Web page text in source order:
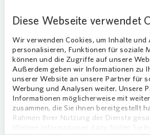
Diese Webseite verwendet
Wir verwenden Cookies, um Inhalte und
personalisieren, Funktionen für soziale
können und die Zugriffe auf unsere
Außerdem geben wir Informationen zu
unserer Website an unsere Partner für
Werbung und Analysen weiter. Unsere
Informationen möglicherweise mit
zusammen, die Sie ihnen bereitgestellt
Rahmen Ihrer Nutzung der Dienste
weitergeben. Zum Abschluss des
geplant.
Gemeinschaftliches
ein grünes Quartier
Bei dem Nachbarschaftsgarten in